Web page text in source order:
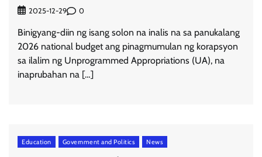
2025-12-29 0
Binigyang-diin ng isang solon na inalis na sa panukalang
2026 national budget ang pinagmumulan ng korapsyon
sa ilalim ng Unprogrammed Appropriations (UA), na
inaprubahan na […]
Education Government and Politics News